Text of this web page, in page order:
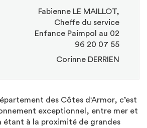
Fabienne LE MAILLOT,
Cheffe du service
Enfance Paimpol au 02
96 20 07 55
Corinne DERRIEN
des Côtes d'Armor, c’est
exceptionnel, entre mer et
étant à la proximité de grandes